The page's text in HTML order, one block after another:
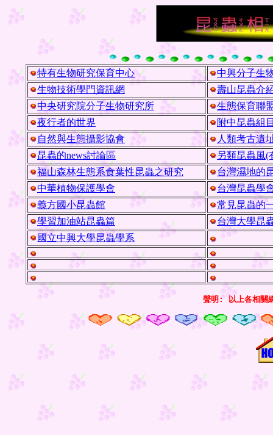
特有生物研究保育中心
中興分子生
生物技術學門資訊網
壽山昆蟲介
中央研究院分子生物研究所
生態保育聯
夜行者的世界
附中昆蟲組
自然與生態攝影協會
人類考古遺
昆蟲的news討論區
另類昆蟲風(
福山森林生態系食葉性昆蟲之研究
台灣濕地的
中華植物保護學會
台灣昆蟲學
義方國小昆蟲館
常見昆蟲的
學習加油站昆蟲篇
台灣大學昆
國立中興大學昆蟲學系
聲明: 以上各相關